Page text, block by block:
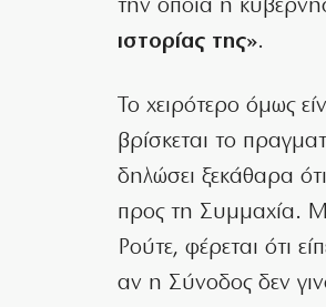
την οποία η
ιστορίας της».
Το χειρότερο όμως
βρίσκεται το
δηλώσει ξεκάθαρα
προς τη Συμμαχία.
Ρούτε, φέρεται ότι
αν η Σύνοδος δεν